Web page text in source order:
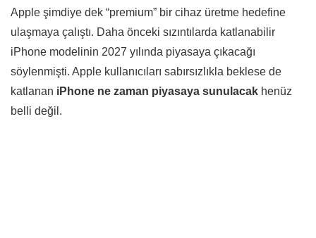
Apple şimdiye dek “premium” bir cihaz üretme hedefine
ulaşmaya çalıştı. Daha önceki sızıntılarda katlanabilir
iPhone modelinin 2027 yılında piyasaya çıkacağı
söylenmişti. Apple kullanıcıları sabırsızlıkla beklese de
katlanan iPhone ne zaman piyasaya sunulacak henüz
belli değil.